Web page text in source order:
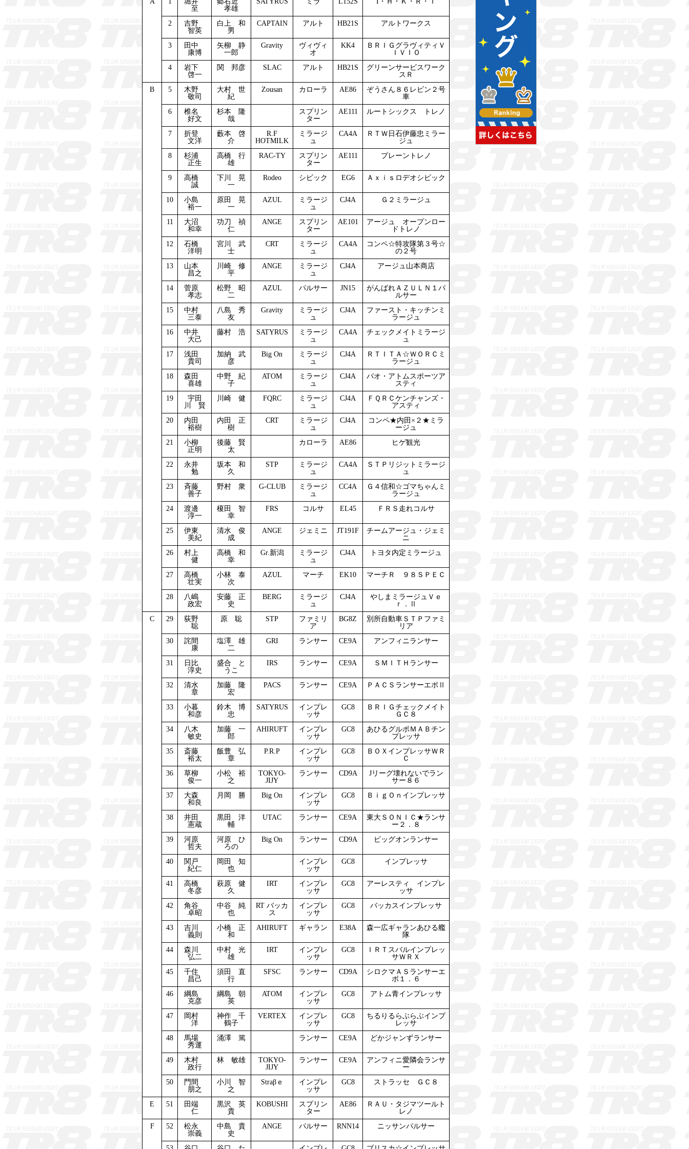
至
孝雄
2
吉野
智英
白上 和
男
CAPTAIN アルト HB21S アルトワークス
3
田中
康博
矢柳 静
一郎
Gravity
ヴィヴィ
オ
KK4
ＢＲＩＧグラヴィティＶ
ＩＶＩＯ
4
岩下
啓一
関 邦彦 SLAC アルト HB21S
グリーンサービスワーク
スＲ
B
5
木野
敬司
大村 世
紀
Zousan カローラ AE86
ぞうさん８６レビン２号
車
6
椎名
好文
杉本 隆
哉
スプリン
ター
AE111 ルートシックス トレノ
7
折登
文洋
藪本 啓
介
R.F
HOTMILK
ミラージ
ュ
CA4A
ＲＴＷ日石伊藤忠ミラー
ジュ
8
杉浦
正生
高橋 行
雄
RAC-TY
スプリン
ター
AE111 プレーントレノ
9
高橋
誠
下川 晃
一
Rodeo シビック EG6 Ａｘｉｓロデオシビック
10
小島
裕一
原田 晃
一
AZUL
ミラージ
ュ
CJ4A Ｇ２ミラージュ
11
大沼
和幸
功刀 禎
仁
ANGE
スプリン
ター
AE101
アージュ オープンロー
ドトレノ
12
石橋
洋明
宮川 武
士
CRT
ミラージ
ュ
CA4A
コンペ☆特攻隊第３号☆
の２号
13
山本
昌之
川崎 修
平
ANGE
ミラージ
ュ
CJ4A アージュ山本商店
14
菅原
孝志
松野 昭
二
AZUL パルサー JN15
がんばれＡＺＵＬＮ１パ
ルサー
15
中村
三泰
八島 秀
友
Gravity
ミラージ
ュ
CJ4A
ファースト・キッチンミ
ラージュ
16
中井
大己
藤村 浩 SATYRUS
ミラージ
ュ
CA4A
チェックメイトミラージ
ュ
17
浅田
貴司
加納 武
彦
Big On
ミラージ
ュ
CJ4A
ＲＴＩＴＡ☆ＷＯＲＣミ
ラージュ
18
森田
喜雄
中野 紀
子
ATOM
ミラージ
ュ
CJ4A
パオ・アトムスポーツア
スティ
19
宇田
川 賢
川崎 健 FQRC
ミラージ
ュ
CJ4A
ＦＱＲＣケンチャンズ・
アスティ
20
内田
裕樹
内田 正
樹
CRT
ミラージ
ュ
CJ4A
コンペ★内田×２★ミラ
ージュ
21
小柳
正明
後藤 賢
太
カローラ AE86 ヒゲ観光
22
永井
勉
坂本 和
久
STP
ミラージ
ュ
CA4A
ＳＴＰリジットミラージ
ュ
23
斉藤
善子
野村 衆 G-CLUB
ミラージ
ュ
CC4A
Ｇ４信和☆ゴマちゃんミ
ラージュ
24
渡邊
淳一
榎田 智
幸
FRS コルサ EL45 ＦＲＳ走れコルサ
25
伊東
美紀
清水 俊
成
ANGE ジェミニ JT191F
チームアージュ・ジェミ
ニ
26
村上
健
高橋 和
幸
Gr.新潟
ミラージ
ュ
CJ4A トヨタ内定ミラージュ
27
高橋
壮実
小林 泰
次
AZUL マーチ EK10 マーチＲ ９８ＳＰＥＣ
28
八嶋
政宏
安藤 正
史
BERG
ミラージ
ュ
CJ4A
やしまミラージュＶｅ
ｒ．Ⅱ
C
29
荻野
聡
原 聡 STP
ファミリ
ア
BG8Z
別所自動車ＳＴＰファミ
リア
30
詫間
康
塩澤 雄
二
GRI ランサー CE9A アンフィニランサー
31
日比
淳史
盛合 と
うこ
IRS ランサー CE9A ＳＭＩＴＨランサー
32
清水
章
加藤 隆
宏
PACS ランサー CE9A ＰＡＣＳランサーエボⅡ
33
小暮
和彦
鈴木 博
忠
SATYRUS
インプレ
ッサ
GC8
ＢＲＩＧチェックメイト
ＧＣ８
34
八木
敏史
加藤 一
郎
AHIRUFT
インプレ
ッサ
GC8
あひるグルポＭＡＢチン
プレッサ
35
斎藤
裕太
飯豊 弘
章
P.R.P
インプレ
ッサ
GC8
ＢＯＸインプレッサＷＲ
Ｃ
36
草柳
俊一
小松 裕
之
TOKYO-
JIJY
ランサー CD9A
Jリーグ壊れないでラン
サー８６
37
大森
和良
月岡 勝 Big On
インプレ
ッサ
GC8 ＢｉｇＯｎインプレッサ
38
井田
憲蔵
黒田 洋
輔
UTAC ランサー CE9A
東大ＳＯＮＩＣ★ランサ
ー２．８
39
河原
哲夫
河原 ひ
ろの
Big On ランサー CD9A ビッグオンランサー
40
関戸
紀仁
岡田 知
也
インプレ
ッサ
GC8 インプレッサ
41
高橋
冬彦
萩原 健
久
IRT
インプレ
ッサ
GC8
アーレスティ インプレ
ッサ
42
角谷
卓昭
中谷 純
也
RT バッカ
ス
インプレ
ッサ
GC8 バッカスインプレッサ
43
吉川
義則
小橋 正
和
AHIRUFT ギャラン E38A
森一広ギャランあひる艦
隊
44
森川
弘二
中村 光
雄
IRT
インプレ
ッサ
GC8
ＩＲＴスバルインプレッ
サＷＲＸ
45
千住
昌己
須田 直
行
SFSC ランサー CD9A
シロクマＡＳランサーエ
ボ１．６
46
綱島
克彦
綱島 朝
英
ATOM
インプレ
ッサ
GC8 アトム青インプレッサ
47
岡村
洋
神作 千
鶴子
VERTEX
インプレ
ッサ
GC8
ちるりるらぶらぶインプ
レッサ
48
馬場
秀運
涌澤 篤 ランサー CE9A どかジャンずランサー
49
木村
政行
林 敏雄
TOKYO-
JIJY
ランサー CE9A
アンフィニ愛隣会ランサ
ー
50
門間
朋之
小川 智
之
Straβｅ
インプレ
ッサ
GC8 ストラッセ ＧＣ８
E 51
田端
仁
黒沢 英
貴
KOBUSHI
スプリン
ター
AE86
ＲＡＵ・タジマツールト
レノ
F
52
松永
崇義
中島 貴
史
ANGE パルサー RNN14 ニッサンパルサー